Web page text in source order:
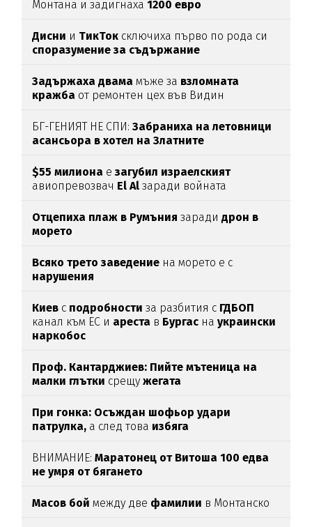
Монтана и задигнаха1200 евро
Дисни и ТикТок сключиха първо по рода си
споразумение за съдържание
Задържаха двама мъже за взломната
кражба от ремонтен цех във Видин
БГ-ГЕНИЯТ НЕ СПИ:Забраниха на летовници
асансьора в хотел на Златните
$55 милиона езагубил израелският
авиопревозвач El Al заради войната
Отцепиха плаж в Румъния зарадидрон в
морето
Всяко трето заведение на морето е с
нарушения
Киев с подробности за разбития с ГДБОП
канал към ЕС и ареста в Бургас наукраински
наркобос
Проф. Кантарджиев: Пийте мътеница на
малки глътки срещу жегата
При гонка: Осъждан шофьор удари
патрулка, а след това избяга
ВНИМАНИЕ:Маратонец от Витоша 100 едва
не умря от бягането
Масов бой между две фамилии в Монтанско